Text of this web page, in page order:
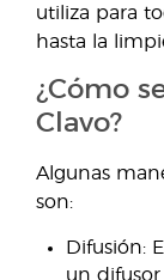
utiliza para
hasta la
¿Cómo
Clavo?
Algunas
son:
Difusión:
un